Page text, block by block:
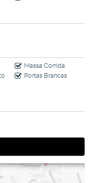
Massa Corrida
Portas Brancas